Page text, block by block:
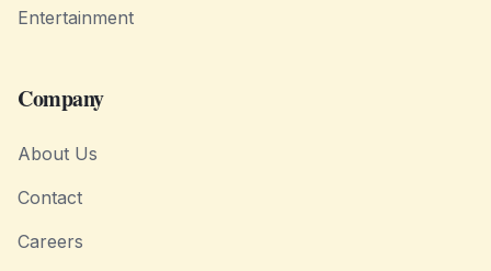
Entertainment
Company
About Us
Contact
Careers